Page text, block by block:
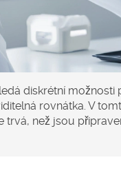
diskrétní
rovnátka. V
než jsou